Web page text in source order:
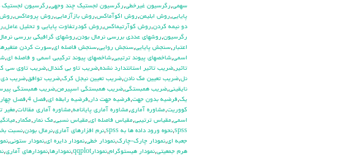
سهمي,رگرسيون غيرخطي,رگرسيون لجستيك چند وجهي,رگرسيون لجستيك
پايايي,روش ابليمن,روش اكوآماكس,روش بازآزمايي,روش پروماكس,روش
دو نيمه كردن,روش كوآرتيماكس,روش كودرتفاوت پايايي و تحليل عامل,
رگرسيون,روشهاي عددي بررسي نرمال بودن,روشهاي گرافيكي بررسي
اعتبار ,سنجش پايايي,سنجش روايي,سنجش فاصله اي,سورت كردن
اسمي,شاخصهاي پيوند ترتيبي,شاخصهاي پيوند تركيبي اسمي و فاصله اي,
تاثير ,ضريب تاثير استانتدارد نشده,ضريب تاو بي كندال,ضريب تاوي سي
نل,ضريب تعيين مك نادن,ضريب تعيين نيجل كرك,ضريب توافق,ضريب دي
نايقيني,ضريب همبستگي,ضريب همبستگي اسپيرمن,ضريب همبستگي
يك,فرضيه بدون جهت,فرضيه جهت دار ,فرضيه رابطه اي,فصل 4 ,فصل چهار
كووريت,مشاوره آماري,مشاوره آماري پايانامه,مشاوره آماري مقالات,مغير
اسمي,مقياس ترتيبي,مقياس فاصله اي,مقياس نسبي,مك نمار ,مكمار ,
spss
,نحوه ورود داده ها به spss ,نرم افزارهاي آماري,نرمال بودن,نسبت
جعبه اي,نمودار چارك-چارك,نمودار خطي,نمودار دايره اي,نمودار ستوني,
هرم جمعيتي,نمودار هيستوگرام,نمودارqqplot ,نمودارها,نمودارهاي آماري,